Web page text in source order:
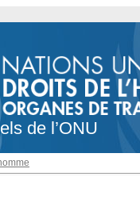
de l’ONU